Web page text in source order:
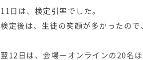
11日は、検定引率でした。
検定後は、生徒の笑顔が多かったの
翌12日は、会場＋オンラインの20名